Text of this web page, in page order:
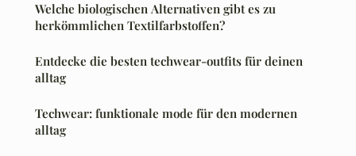
Welche biologischen Alternativen gibt es zu
herkömmlichen Textilfarbstoffen?
Entdecke die besten techwear-outfits für deinen
alltag
Techwear: funktionale mode für den modernen
alltag